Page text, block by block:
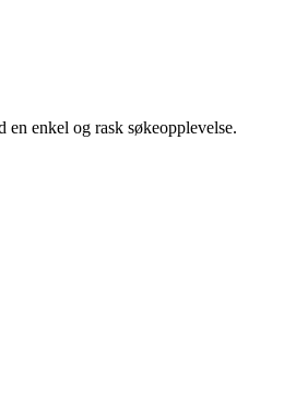
en enkel og rask søkeopplevelse.